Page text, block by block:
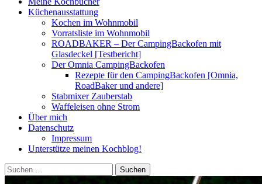
Küchenausstattung
Kochen im Wohnmobil
Vorratsliste im Wohnmobil
ROADBAKER – Der CampingBackofen mit
Glasdeckel [Testbericht]
Der Omnia CampingBackofen
Rezepte für den CampingBackofen [Omnia,
RoadBaker und andere]
Stabmixer Zauberstab
Waffeleisen ohne Strom
Über mich
Datenschutz
Impressum
Unterstütze meinen Kochblog!
Suchen
nach: